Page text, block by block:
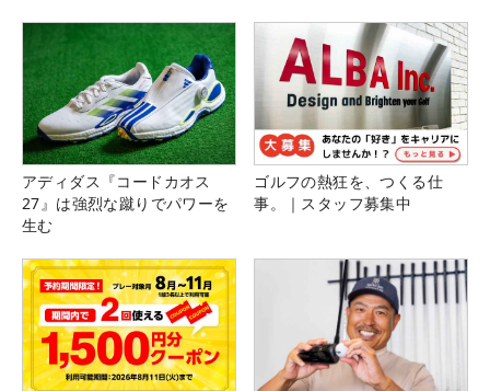
アディダス『コードカオス
27』は強烈な蹴りでパワーを
生む
ゴルフの熱狂を、つくる仕
事。｜スタッフ募集中